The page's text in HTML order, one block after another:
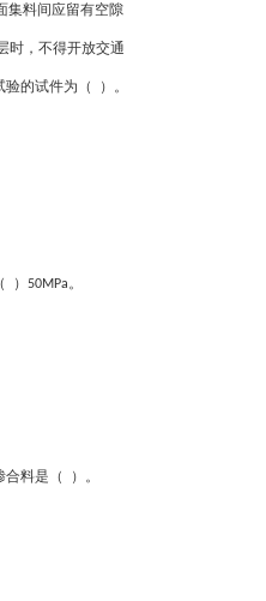
集料间应留有空隙
时，不得开放交通
的试件为（ ）。
） 50MPa 。
料是（ ）。